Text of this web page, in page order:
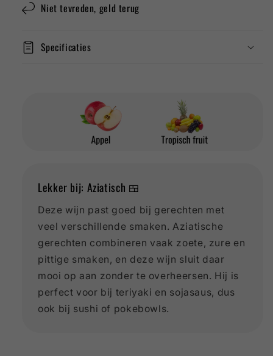
Niet tevreden, geld terug
Specificaties
Lekker bij: Aziatisch 🍱
Deze wijn past goed bij gerechten met
veel verschillende smaken. Aziatische
gerechten combineren vaak zoete, zure en
pittige smaken, en deze wijn sluit daar
mooi op aan zonder te overheersen. Hij is
perfect voor bij teriyaki en sojasaus, dus
ook bij sushi of pokebowls.